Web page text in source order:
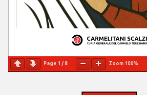
Page 1 /8 Zoom 100%